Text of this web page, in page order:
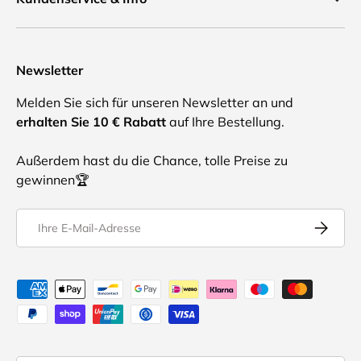
Newsletter
Melden Sie sich für unseren Newsletter an und
erhalten Sie 10 € Rabatt auf Ihre Bestellung.
Außerdem hast du die Chance, tolle Preise zu
gewinnen🏆
Akzeptierte Zahlungsmethoden